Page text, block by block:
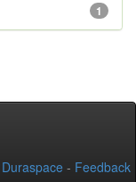
1
Duraspace - Feedback